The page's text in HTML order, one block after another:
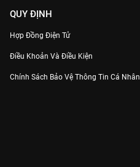
QUY ĐỊNH
Hợp Đồng Điện Tử
Điều Khoản Và Điều Kiện
Chính Sách Bảo Vệ Thông Tin Cá Nhân